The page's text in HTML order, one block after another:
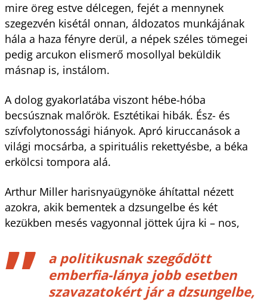
mire öreg estve délcegen, fejét a mennynek
szegezvén kisétál onnan, áldozatos munkájának
hála a haza fényre derül, a népek széles tömegei
pedig arcukon elismerő mosollyal beküldik
másnap is, instálom.
A dolog gyakorlatába viszont hébe-hóba
becsúsznak malőrök. Esztétikai hibák. Ész- és
szívfolytonossági hiányok. Apró kiruccanások a
világi mocsárba, a spirituális rekettyésbe, a béka
erkölcsi tompora alá.
Arthur Miller harisnyaügynöke áhítattal nézett
azokra, akik bementek a dzsungelbe és két
kezükben mesés vagyonnal jöttek újra ki – nos,
a politikusnak szegődött
emberfia-lánya jobb esetben
szavazatokért jár a dzsungelbe,